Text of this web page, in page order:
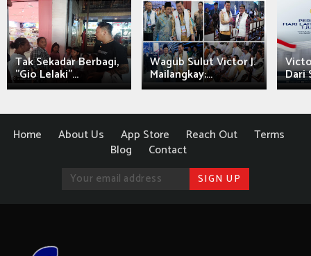
Tak Sekadar Berbagi,
"Gio Lelaki"...
Wagub Sulut Victor J.
Mailangkay:... Dari
Home About Us App Store Reach Out
Terms
Blog
Contact